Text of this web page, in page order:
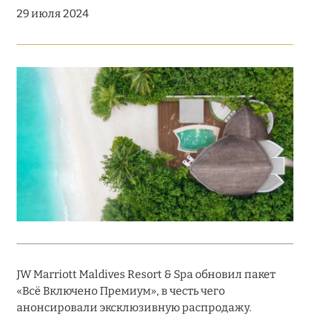
29 июля 2024
THE ST. REGIS MALDIVES VOMMULI:
МАНИФЕСТ ЭСТЕТИКИ В САМОМ СЕРДЦЕ
Подробнее
27 апреля 2026
ПОЛНАЯ ПЕРЕЗАГРУЗКА: JUMEIRAH BALI,
ПРЯМОЙ ПЕРЕЛЁТ
20 марта 2026
JW Marriott Maldives Resort & Spa обновил пакет
«Всё Включено Премиум», в честь чего
анонсировали эксклюзивную распродажу.